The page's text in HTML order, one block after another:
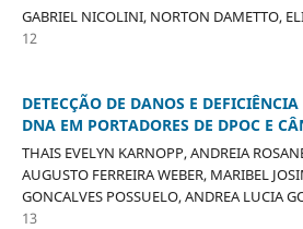
GABRIEL NICOLINI, NORTON DAMETTO,
12
DETECÇÃO DE DANOS E
DNA EM PORTADORES DE DPOC E
THAIS EVELYN KARNOPP, ANDREIA
AUGUSTO FERREIRA WEBER, MARIBEL
GONCALVES POSSUELO, ANDREA LUCIA
13